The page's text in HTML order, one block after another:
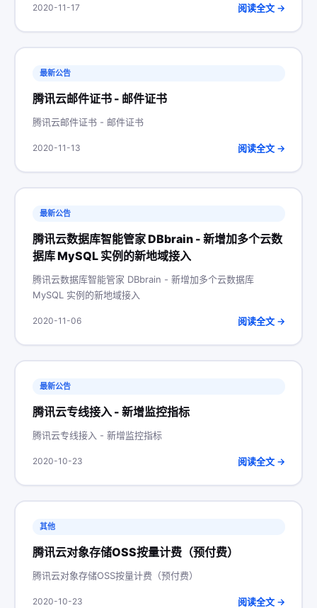
2020-11-17 阅读全文 →
最新公告
腾讯云邮件证书 - 邮件证书
腾讯云邮件证书 - 邮件证书
2020-11-13 阅读全文 →
最新公告
腾讯云数据库智能管家 DBbrain - 新增加多个云数
据库 MySQL 实例的新地域接入
腾讯云数据库智能管家 DBbrain - 新增加多个云数据库
MySQL 实例的新地域接入
2020-11-06 阅读全文 →
最新公告
腾讯云专线接入 - 新增监控指标
腾讯云专线接入 - 新增监控指标
2020-10-23 阅读全文 →
其他
腾讯云对象存储OSS按量计费（预付费）
腾讯云对象存储OSS按量计费（预付费）
2020-10-23 阅读全文 →